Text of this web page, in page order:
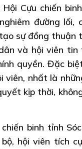
Cựu chiến
đường lối,
sự đồng thuận
và hội viên
quyền. Đặc
viên, nhất là
kịp thời,
binh tỉnh
hội viên tích